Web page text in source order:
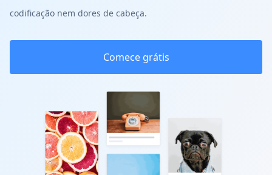
codificação nem dores de cabeça.
Comece grátis